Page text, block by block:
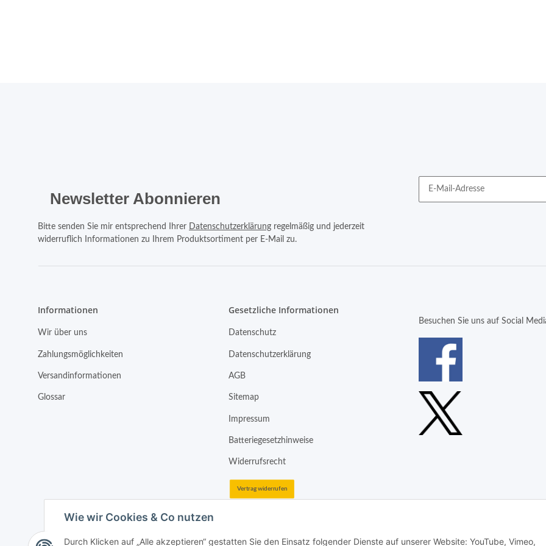
Newsletter Abonnieren
Bitte senden Sie mir entsprechend Ihrer Datenschutzerklärung regelmäßig und jederzeit
widerruflich Informationen zu Ihrem Produktsortiment per E-Mail zu.
Informationen
Wir über uns
Zahlungsmöglichkeiten
Versandinformationen
Glossar
Gesetzliche Informationen
Datenschutz
Datenschutzerklärung
AGB
Sitemap
Impressum
Batteriegesetzhinweise
Widerrufsrecht
Vertrag widerrufen
Besuchen Sie uns auf Social
Wie wir Cookies & Co nutzen
Durch Klicken auf „Alle akzeptieren“ gestatten Sie den Einsatz folgender Dienste auf unserer Website: YouTube, Vimeo,